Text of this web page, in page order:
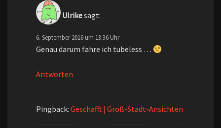
Ulrikesagt:
6. September 2016 um 13:36 Uhr
Genau darum fahre ich tubeless …
Antworten
Pingback: Geschafft | Groß-Stadt-Ansichten